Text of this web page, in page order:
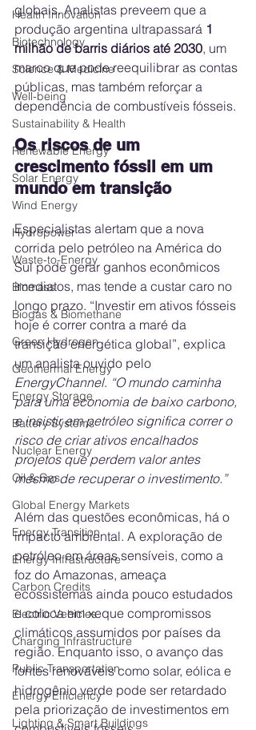
Health Innovation
Biotechnology
Science & Medicine
Well-being
Sustainability & Health
Renewable Energy
Solar Energy
Wind Energy
Hydropower
Waste-to-Energy
Biomass
Biogas & Biomethane
Green Hydrogen
Geothermal Energy
Energy Storage
Battery Systems
Nuclear Energy
Oil & Gas
Global Energy Markets
Energy Transition
Energy Infrastructure
Carbon Credits
Electric Vehicles
Charging Infrastructure
Public Transportation
Energy Efficiency
Lighting & Smart Buildings
globais. Analistas preveem que a
produção argentina ultrapassará 1
milhão de barris diários até 2030, um
marco que pode reequilibrar as contas
públicas, mas também reforçar a
dependência de combustíveis fósseis.
Os riscos de um
crescimento fóssil em um
mundo em transição
Especialistas alertam que a nova
corrida pelo petróleo na América do
Sul pode gerar ganhos econômicos
imediatos, mas tende a custar caro no
longo prazo. “Investir em ativos fósseis
hoje é correr contra a maré da
transição energética global”, explica
um analista ouvido pelo
EnergyChannel. “O mundo caminha
para uma economia de baixo carbono,
e insistir em petróleo significa correr o
risco de criar ativos encalhados
projetos que perdem valor antes
mesmo de recuperar o investimento.”
Além das questões econômicas, há o
impacto ambiental. A exploração de
petróleo em áreas sensíveis, como a
foz do Amazonas, ameaça
ecossistemas ainda pouco estudados
e coloca em xeque compromissos
climáticos assumidos por países da
região. Enquanto isso, o avanço das
fontes renováveis como solar, eólica e
hidrogênio verde pode ser retardado
pela priorização de investimentos em